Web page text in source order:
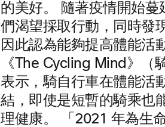
的美好。 隨著疫情開始
們渴望採取行動，同時發
因此認為能夠提高體能活
《The Cycling Mind》（
表示，騎自行車在體能活
結，即使是短暫的騎乘也
理健康。 「2021 年為生